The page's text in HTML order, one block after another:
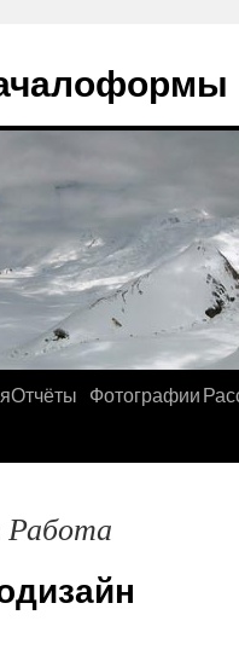
Отчёты Фотографии
Работа